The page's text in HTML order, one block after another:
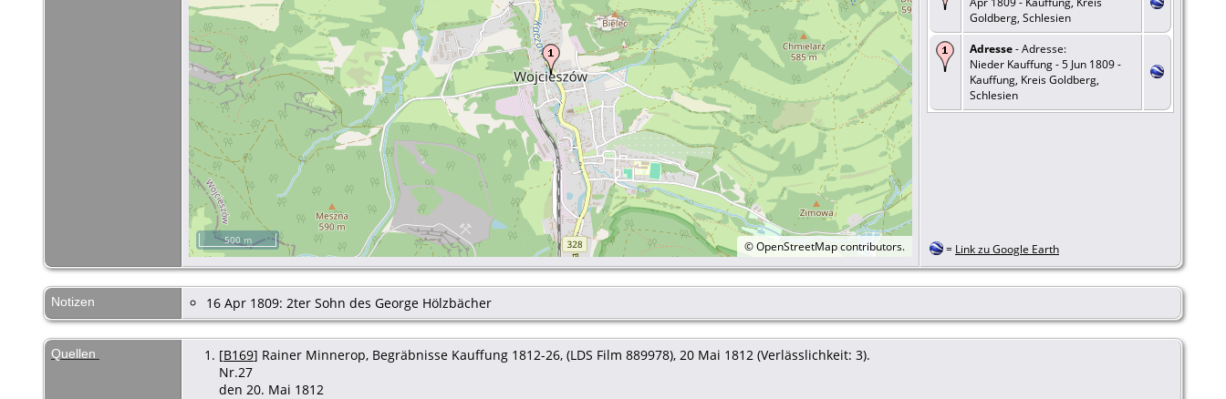
©OpenStreetMapcontributors.
500 m
Goldberg, Schlesien
Adresse- Adresse:
Nieder Kauffung - 5 Jun 1809 -
Kauffung, Kreis Goldberg,
Schlesien
= Link zu Google Earth
Notizen 16 Apr 1809: 2ter Sohn des George Hölzbächer
Quellen [B169] Rainer Minnerop, Begräbnisse Kauffung 1812-26, (LDS Film 889978), 20 Mai 1812 (Verlässlichkeit: 3).
Nr.27
den 20. Mai 1812